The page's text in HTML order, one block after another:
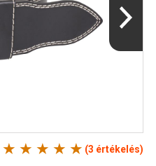
(3 értékelés)